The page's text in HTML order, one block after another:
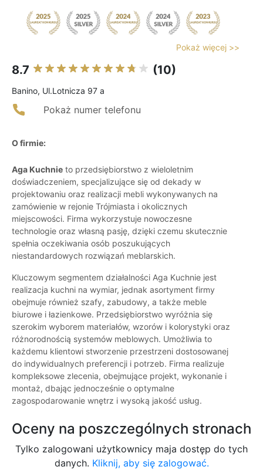
Pokaż więcej >>
8.7 (10)
Banino, Ul.Lotnicza 97 a
Pokaż numer telefonu
O firmie:
Aga Kuchnie to przedsiębiorstwo z wieloletnim
doświadczeniem, specjalizujące się od dekady w
projektowaniu oraz realizacji mebli wykonywanych na
zamówienie w rejonie Trójmiasta i okolicznych
miejscowości. Firma wykorzystuje nowoczesne
technologie oraz własną pasję, dzięki czemu skutecznie
spełnia oczekiwania osób poszukujących
niestandardowych rozwiązań meblarskich.
Kluczowym segmentem działalności Aga Kuchnie jest
realizacja kuchni na wymiar, jednak asortyment firmy
obejmuje również szafy, zabudowy, a także meble
biurowe i łazienkowe. Przedsiębiorstwo wyróżnia się
szerokim wyborem materiałów, wzorów i kolorystyki oraz
różnorodnością systemów meblowych. Umożliwia to
każdemu klientowi stworzenie przestrzeni dostosowanej
do indywidualnych preferencji i potrzeb. Firma realizuje
kompleksowe zlecenia, obejmujące projekt, wykonanie i
montaż, dbając jednocześnie o optymalne
zagospodarowanie wnętrz i wysoką jakość usług.
Oceny na poszczególnych stronach
Tylko zalogowani użytkownicy maja dostęp do tych
danych. Kliknij, aby się zalogować.